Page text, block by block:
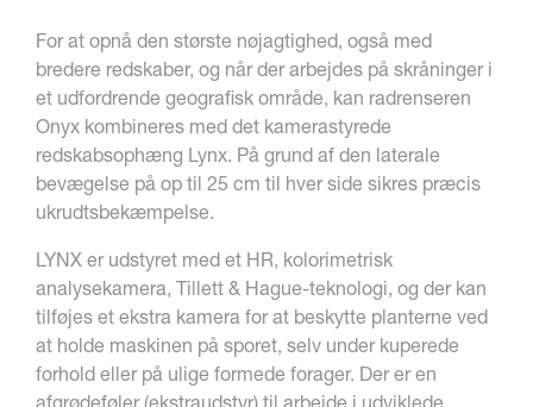
For at opnå den største nøjagtighed, også med
bredere redskaber, og når der arbejdes på skråninger i
et udfordrende geografisk område, kan radrenseren
Onyx kombineres med det kamerastyrede
redskabsophæng Lynx. På grund af den laterale
bevægelse på op til 25 cm til hver side sikres præcis
ukrudtsbekæmpelse.
LYNX er udstyret med et HR, kolorimetrisk
analysekamera, Tillett & Hague-teknologi, og der kan
tilføjes et ekstra kamera for at beskytte planterne ved
at holde maskinen på sporet, selv under kuperede
forhold eller på ulige formede forager. Der er en
afgrødeføler (ekstraudstyr) til arbejde i udviklede